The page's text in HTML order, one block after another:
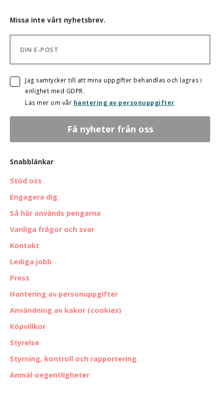
Missa inte vårt nyhetsbrev.
Jag samtycker till att mina uppgifter behandlas och lagras i
enlighet med GDPR.
Läs mer om vår hantering av personuppgifter
Snabblänkar
Stöd oss
Engagera dig
Så här används pengarna
Vanliga frågor och svar
Kontakt
Lediga jobb
Press
Hantering av personuppgifter
Användning av kakor (cookies)
Köpvillkor
Styrelse
Styrning, kontroll och rapportering
Anmäl oegentligheter